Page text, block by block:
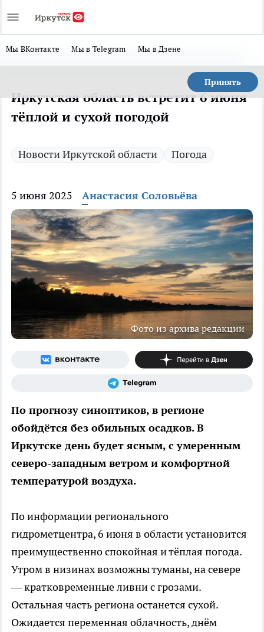
Мы ВКонтакте Мы в Telegram Мы в Дзене
Принять
Иркутская область встретит 6 июня
тёплой и сухой погодой
Новости Иркутской области Погода
5 июня 2025 Анастасия Соловьёва
Фото из архива редакции
По прогнозу синоптиков, в регионе
обойдётся без обильных осадков. В
Иркутске день будет ясным, с умеренным
северо-западным ветром и комфортной
температурой воздуха.
По информации регионального
гидрометцентра, 6 июня в области установится
преимущественно спокойная и тёплая погода.
Утром в низинах возможны туманы, на севере
— кратковременные ливни с грозами.
Остальная часть региона останется сухой.
Ожидается переменная облачность, днём